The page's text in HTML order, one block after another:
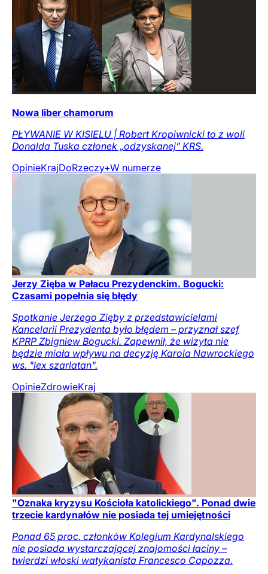
Nowa liber chamorum
PŁYWANIE W KISIELU | Robert Kropiwnicki to z woli
Donalda Tuska członek „odzyskanej” KRS.
OpinieKrajDoRzeczy+W numerze
Jerzy Zięba w Pałacu Prezydenckim. Bogucki:
Czasami popełnia się błędy
Spotkanie Jerzego Zięby z przedstawicielami
Kancelarii Prezydenta było błędem – przyznał szef
KPRP Zbigniew Bogucki. Zapewnił, że wizyta nie
będzie miała wpływu na decyzję Karola Nawrockiego
ws. "lex szarlatan".
OpinieZdrowieKraj
"Oznaka kryzysu Kościoła katolickiego". Ponad dwie
trzecie kardynałów nie posiada tej umiejętności
Ponad 65 proc. członków Kolegium Kardynalskiego
nie posiada wystarczającej znajomości łaciny –
twierdzi włoski watykanista Francesco Capozza.